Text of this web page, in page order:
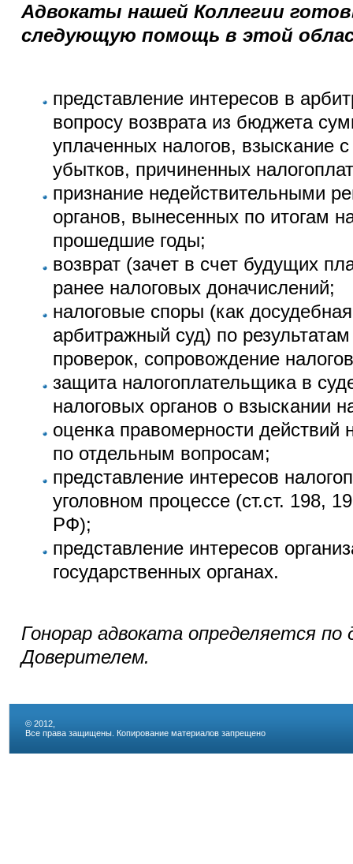
Адвокаты нашей Коллегии
следующую помощь в этой
представление интересов в
вопросу возврата из бюджета
уплаченных налогов, взыскание
убытков, причиненных
признание недействительными
органов, вынесенных по итогам
прошедшие годы;
возврат (зачет в счет будущих
ранее налоговых доначислений;
налоговые споры (как
арбитражный суд) по
проверок, сопровождение
защита налогоплательщика в
налоговых органов о взыскании
оценка правомерности действий
по отдельным вопросам;
представление интересов
уголовном процессе (ст.ст. 198,
РФ);
представление интересов
государственных органах.
Гонорар адвоката определяется по
Доверителем.
© 2012,
Все права защищены. Копирование материалов запрещено